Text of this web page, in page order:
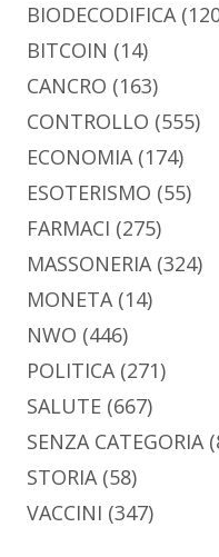
BIODECODIFICA
BITCOIN (14)
CANCRO (163)
CONTROLLO (555)
ECONOMIA(174)
ESOTERISMO (55)
FARMACI (275)
MASSONERIA(324)
MONETA(14)
NWO (446)
POLITICA(271)
SALUTE (667)
SENZA CATEGORIA
STORIA(58)
VACCINI (347)